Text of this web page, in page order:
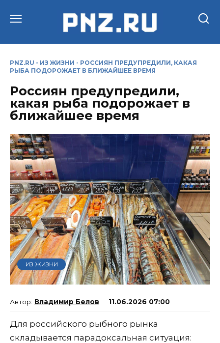
PNZ.RU - ИЗ ЖИЗНИ - РОССИЯН ПРЕДУПРЕДИЛИ, КАКАЯ
РЫБА ПОДОРОЖАЕТ В БЛИЖАЙШЕЕ ВРЕМЯ
Россиян предупредили,
какая рыба подорожает в
ближайшее время
ИЗ ЖИЗНИ
Владимир Белов 11.06.2026 07:00
Для российского рыбного рынка
складывается парадоксальная ситуация: